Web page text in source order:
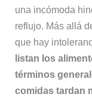
una incómoda
reflujo. Más allá
que hay
listan los
términos
comidas tardan